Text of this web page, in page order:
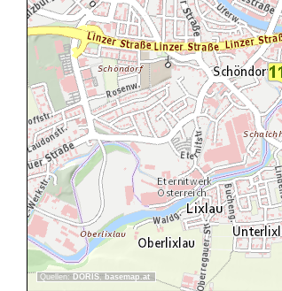
Quellen: DORIS, basemap.at